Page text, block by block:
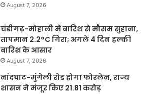
August 7, 2026
चंडीगढ़-मोहाली में बारिश से मौसम सुहाना,
तापमान 2.2°C गिरा; अगले 4 दिन हल्की
बारिश के आसार
August 7, 2026
नांदघाट-मुंगेली रोड होगा फोरलेन, राज्य
शासन ने मंजूर किए 21.81 करोड़